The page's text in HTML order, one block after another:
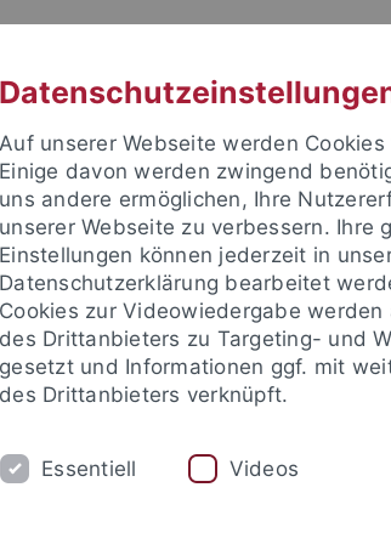
Auf unserer Webseite werden
Einige davon werden zwingend
uns andere ermöglichen, Ihre
unserer Webseite zu verbessern. Ihre
Einstellungen können jederzeit in
Datenschutzerklärung bearbeitet
Cookies zur Videowiedergabe werden
des Drittanbieters zu Targeting- und
gesetzt und Informationen ggf. mit
des Drittanbieters verknüpft.
Essentiell Videos